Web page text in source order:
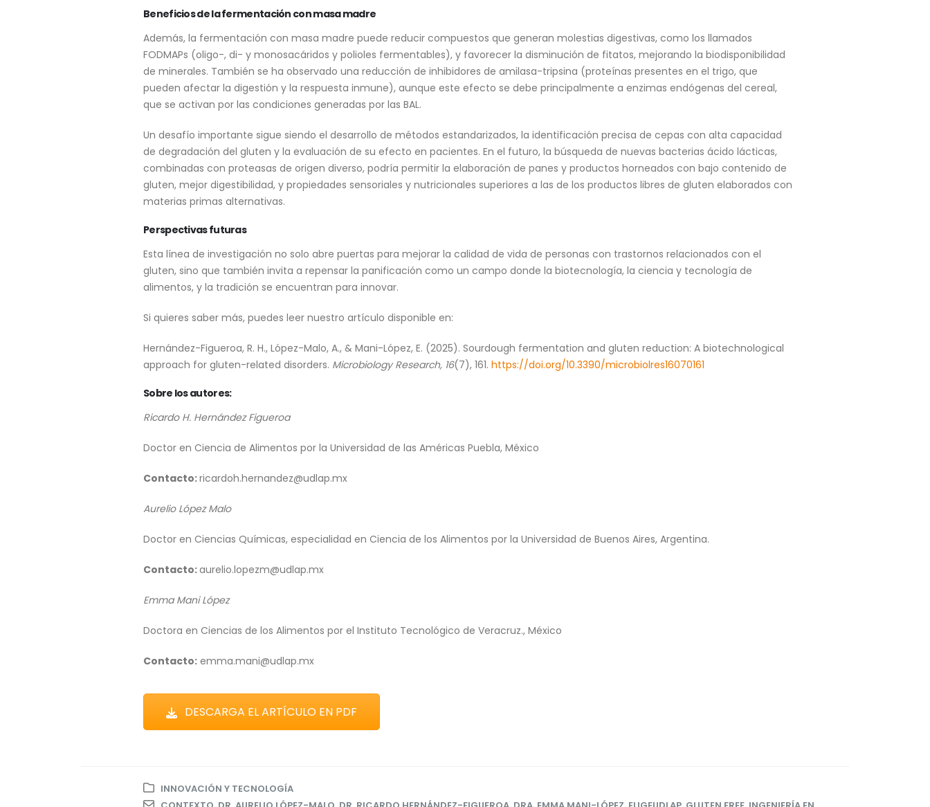
Beneficios de la fermentación con masa madre
Además, la fermentación con masa madre puede reducir compuestos que generan molestias digestivas, como los llamados
FODMAPs (oligo-, di- y monosacáridos y polioles fermentables), y favorecer la disminución de fitatos, mejorando la biodisponibilidad
de minerales. También se ha observado una reducción de inhibidores de amilasa-tripsina (proteínas presentes en el trigo, que
pueden afectar la digestión y la respuesta inmune), aunque este efecto se debe principalmente a enzimas endógenas del cereal,
que se activan por las condiciones generadas por las BAL.
Un desafío importante sigue siendo el desarrollo de métodos estandarizados, la identificación precisa de cepas con alta capacidad
de degradación del gluten y la evaluación de su efecto en pacientes. En el futuro, la búsqueda de nuevas bacterias ácido lácticas,
combinadas con proteasas de origen diverso, podría permitir la elaboración de panes y productos horneados con bajo contenido de
gluten, mejor digestibilidad, y propiedades sensoriales y nutricionales superiores a las de los productos libres de gluten elaborados con
materias primas alternativas.
Perspectivas futuras
Esta línea de investigación no solo abre puertas para mejorar la calidad de vida de personas con trastornos relacionados con el
gluten, sino que también invita a repensar la panificación como un campo donde la biotecnología, la ciencia y tecnología de
alimentos, y la tradición se encuentran para innovar.
Si quieres saber más, puedes leer nuestro artículo disponible en:
Hernández-Figueroa, R. H., López-Malo, A., & Mani-López, E. (2025). Sourdough fermentation and gluten reduction: A biotechnological
approach for gluten-related disorders. Microbiology Research, 16(7), 161. https://doi.org/10.3390/microbiolres16070161
Sobre los autores:
Ricardo H. Hernández Figueroa
Doctor en Ciencia de Alimentos por la Universidad de las Américas Puebla, México
Contacto:ricardoh.hernandez@udlap.mx
Aurelio López Malo
Doctor en Ciencias Químicas, especialidad en Ciencia de los Alimentos por la Universidad de Buenos Aires, Argentina.
Contacto:aurelio.lopezm@udlap.mx
Emma Mani López
Doctora en Ciencias de los Alimentos por el Instituto Tecnológico de Veracruz., México
Contacto: emma.mani@udlap.mx
DESCARGA EL ARTÍCULO EN PDF
INNOVACIÓN Y TECNOLOGÍA